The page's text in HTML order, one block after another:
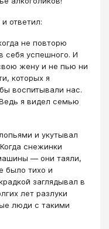
ответил:
не повторю
себя успешного. И
жену и не пью ни
которых я
воспитывали нас.
я видел семью
и укутывал
снежинки
— они таяли,
было тихо и
заглядывал в
лет разлуки
люди с такими